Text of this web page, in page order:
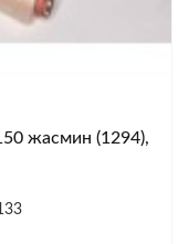
жасмин (1294),